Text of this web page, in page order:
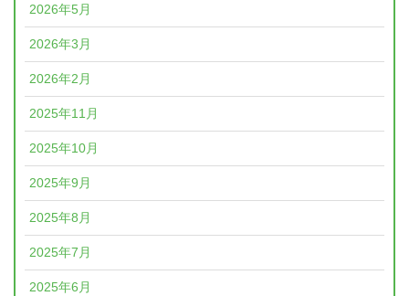
2026年5月
2026年3月
2026年2月
2025年11月
2025年10月
2025年9月
2025年8月
2025年7月
2025年6月